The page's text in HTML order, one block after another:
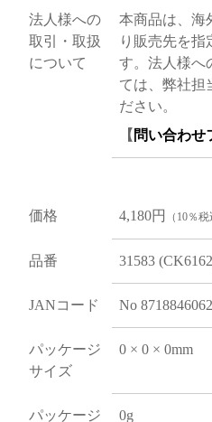
法人様への
取引・取扱
について
本商品は、海
り販売先を指
す。法人様へ
ては、弊社担
ださい。
【 問い合わせ
価格 4,180円 （10％税
品番 31583
JANコード No
パッケージ
サイズ
0 × 0 × 0mm
パッケージ
0g